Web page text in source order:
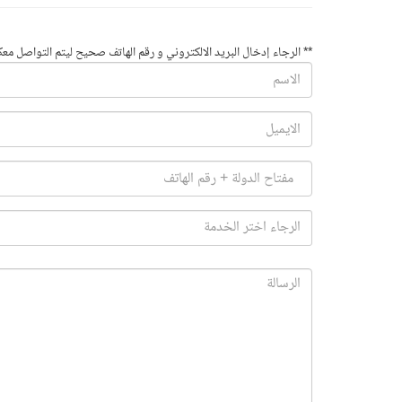
** الرجاء إدخال البريد الالكتروني و رقم الهاتف صحيح ليتم التواصل